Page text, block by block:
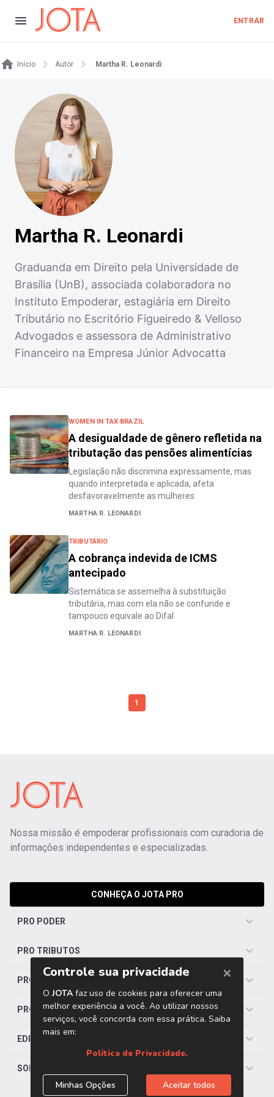
ENTRAR
Início Autor Martha R. Leonardi
Martha R. Leonardi
Graduanda em Direito pela Universidade de
Brasília (UnB), associada colaboradora no
Instituto Empoderar, estagiária em Direito
Tributário no Escritório Figueiredo & Velloso
Advogados e assessora de Administrativo
Financeiro na Empresa Júnior Advocatta
WOMEN IN TAX BRAZIL
A desigualdade de gênero refletida na
tributação das pensões alimentícias
Legislação não discrimina expressamente, mas
quando interpretada e aplicada, afeta
desfavoravelmente as mulheres
MARTHA R. LEONARDI
TRIBUTÁRIO
A cobrança indevida de ICMS
antecipado
Sistemática se assemelha à substituição
tributária, mas com ela não se confunde e
tampouco equivale ao Difal
MARTHA R. LEONARDI
1
Nossa missão é empoderar profissionais com curadoria de
informações independentes e especializadas.
CONHEÇA O JOTA PRO
PRO PODER
PRO TRIBUTOS
PRO TRABALHISTA
PRO SAÚDE
EDITORIAS
SOBRE O JOTA